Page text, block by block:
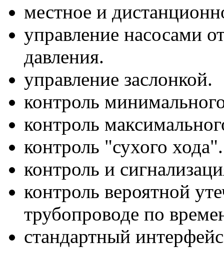
местное и
управление насосами
давления.
управление заслонкой.
контроль
контроль
контроль "сухого хода".
контроль и
контроль вероятной
трубопроводе по
стандартный